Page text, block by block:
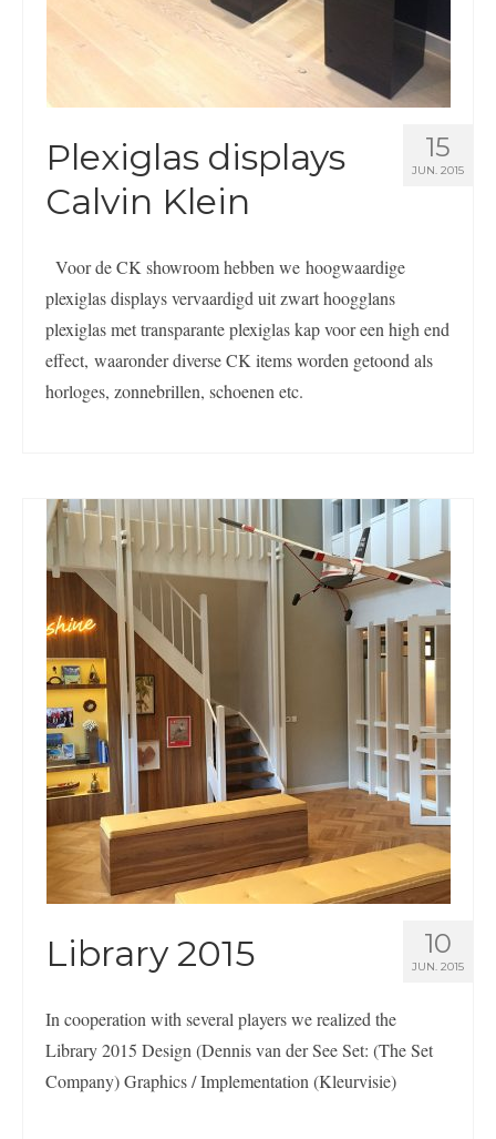
15
JUN. 2015
Plexiglas displays
Calvin Klein
Voor de CK showroom hebben we hoogwaardige
plexiglas displays vervaardigd uit zwart hoogglans
plexiglas met transparante plexiglas kap voor een high end
effect, waaronder diverse CK items worden getoond als
horloges, zonnebrillen, schoenen etc.
10
JUN. 2015
Library 2015
In cooperation with several players we realized the
Library 2015 Design (Dennis van der See Set: (The Set
Company) Graphics / Implementation (Kleurvisie)